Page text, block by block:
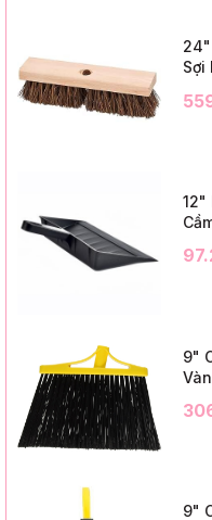
24"
Sợi
3"
12"
9"
12
9"